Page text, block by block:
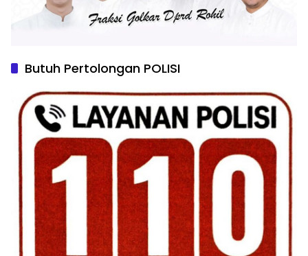
Butuh Pertolongan POLISI